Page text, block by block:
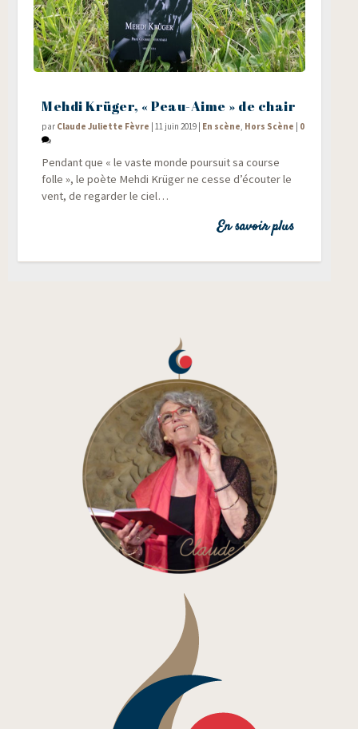
Mehdi Krüger, « Peau-Aime » de chair
par Claude Juliette Fèvre |11 juin 2019 En scène, Hors Scène 0
Pen­dant que « le vaste monde pour­suit sa course
folle », le poète Meh­di Krü­ger ne cesse d’écouter le
vent, de regar­der le ciel…
En savoir plus